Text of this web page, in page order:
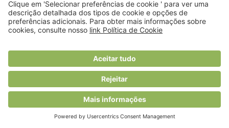
Mais de cinco mil jovens pediram o
cheque nutricionista num mês